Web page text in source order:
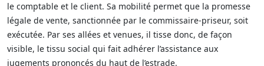
le comptable et le client. Sa mobilité permet que la promesse
légale de vente, sanctionnée par le commissaire-priseur, soit
exécutée. Par ses allées et venues, il tisse donc, de façon
visible, le tissu social qui fait adhérer l’assistance aux
jugements prononcés du haut de l’estrade.